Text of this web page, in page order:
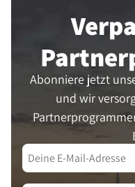
Abonniere jetzt
und wir